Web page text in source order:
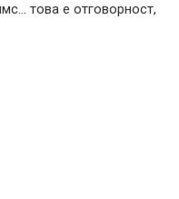
това е отговорност,